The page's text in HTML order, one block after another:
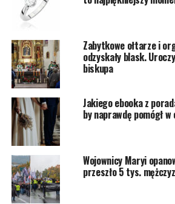
Zabytkowe ołtarze i
odzyskały blask.
biskupa
Jakiego ebooka z
by naprawdę pomógł
Wojownicy Maryi
przeszło 5 tys.